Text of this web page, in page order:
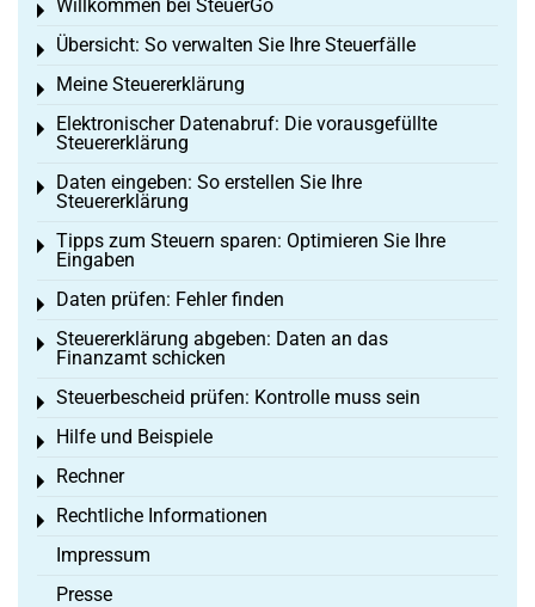
Willkommen bei SteuerGo
Toggle menu
Übersicht: So verwalten Sie Ihre Steuerfälle
Toggle menu
Meine Steuererklärung
Toggle menu
Elektronischer Datenabruf: Die vorausgefüllte
Steuererklärung
Toggle menu
Daten eingeben: So erstellen Sie Ihre
Steuererklärung
Toggle menu
Tipps zum Steuern sparen: Optimieren Sie Ihre
Eingaben
Toggle menu
Daten prüfen: Fehler finden
Toggle menu
Steuererklärung abgeben: Daten an das
Finanzamt schicken
Toggle menu
Steuerbescheid prüfen: Kontrolle muss sein
Toggle menu
Hilfe und Beispiele
Toggle menu
Rechner
Toggle menu
Rechtliche Informationen
Toggle menu
Impressum
Presse